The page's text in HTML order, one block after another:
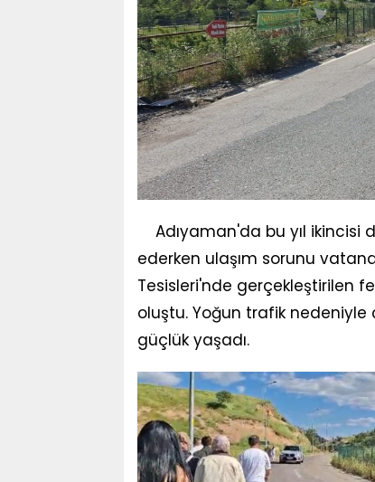
Adıyaman'da bu yıl ikincisi
ederken ulaşım sorunu
Tesisleri'nde gerçekleştirilen
oluştu. Yoğun trafik
güçlük yaşadı.